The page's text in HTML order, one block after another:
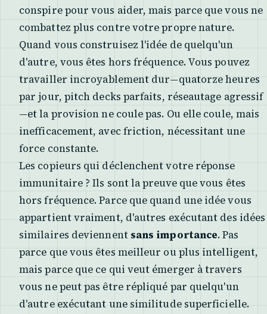
conspire pour vous aider, mais parce que vous ne
combattez plus contre votre propre nature.
Quand vous construisez l'idée de quelqu'un
d'autre, vous êtes hors fréquence. Vous pouvez
travailler incroyablement dur—quatorze heures
par jour, pitch decks parfaits, réseautage agressif
—et la provision ne coule pas. Ou elle coule, mais
inefficacement, avec friction, nécessitant une
force constante.
Les copieurs qui déclenchent votre réponse
immunitaire ? Ils sont la preuve que vous êtes
hors fréquence. Parce que quand une idée vous
appartient vraiment, d'autres exécutant des idées
similaires deviennent sans importance. Pas
parce que vous êtes meilleur ou plus intelligent,
mais parce que ce qui veut émerger à travers
vous ne peut pas être répliqué par quelqu'un
d'autre exécutant une similitude superficielle.